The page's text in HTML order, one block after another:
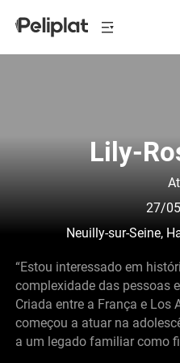
Lily-
27/
Neuilly-sur-Seine,
“Estou interessado em
complexidade das pessoas
Criada entre a França e Los
começou a atuar na
a um legado familiar como